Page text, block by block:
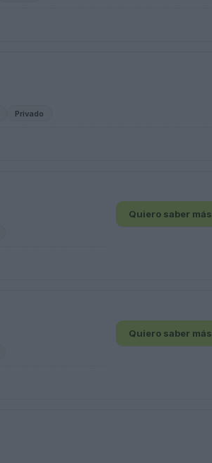
Privado
Quiero saber más
Quiero saber más